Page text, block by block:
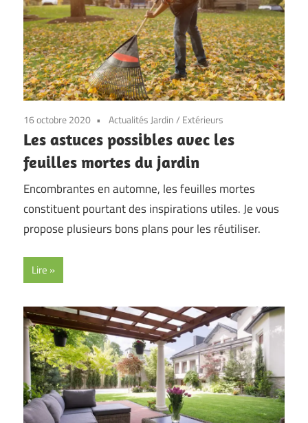
16 octobre 2020 Actualités Jardin/ Extérieurs
Les astuces possibles avec les
feuilles mortes du jardin
Encombrantes en automne, les feuilles mortes
constituent pourtant des inspirations utiles. Je vous
propose plusieurs bons plans pour les réutiliser.
Lire